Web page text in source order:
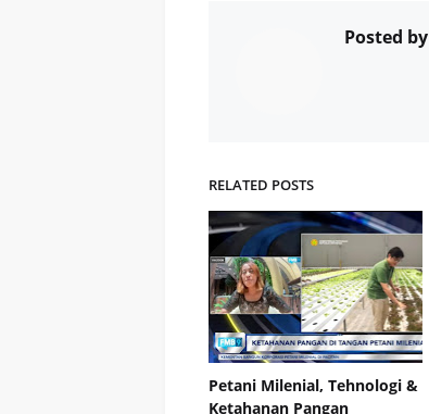
Posted by
RELATED POSTS
Petani Milenial, Tehnologi &
Ketahanan Pangan